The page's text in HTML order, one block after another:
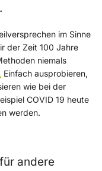
im Sinne
der Zeit 100 Jahre
niemals
Einfach ausprobieren,
wie bei der
COVID 19 heute
werden.
andere